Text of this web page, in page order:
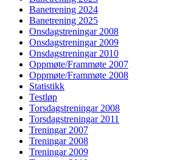
Banetrening 2024
Banetrening 2025
Onsdagstreningar 2008
Onsdagstreningar 2009
Onsdagstreningar 2010
Oppmøte/Frammøte 2007
Oppmøte/Frammøte 2008
Statistikk
Testløp
Torsdagstreningar 2008
Torsdagstreningar 2011
Treningar 2007
Treningar 2008
Treningar 2009